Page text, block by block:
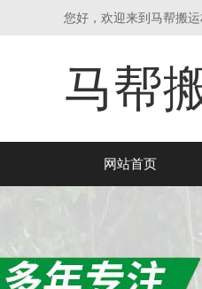
您好，欢迎来到马帮搬运
马帮
网站首页